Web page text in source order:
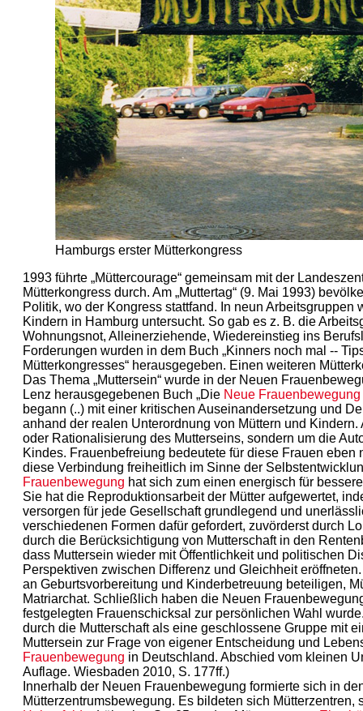
Hamburgs erster Mütterkongress
1993 führte „Müttercourage“ gemeinsam mit der
Mütterkongress durch. Am „Muttertag“ (9. Mai 1993)
Politik, wo der Kongress stattfand. In neun
Kindern in Hamburg untersucht. So gab es z. B. die
Wohnungsnot, Alleinerziehende, Wiedereinstieg ins
Forderungen wurden in dem Buch „Kinners noch mal --
Mütterkongresses“ herausgegeben. Einen weiteren
Das Thema „Muttersein“ wurde in der Neuen
Lenz herausgegebenen Buch „Die Neue Frauenbewegung
begann (..) mit einer kritischen Auseinandersetzung und
anhand der realen Unterordnung von Müttern und
oder Rationalisierung des Mutterseins, sondern um die
Kindes. Frauenbefreiung bedeutete für diese Frauen
diese Verbindung freiheitlich im Sinne der
Frauenbewegung hat sich zum einen energisch für
Sie hat die Reproduktionsarbeit der Mütter aufgewertet,
versorgen für jede Gesellschaft grundlegend und
verschiedenen Formen dafür gefordert, zuvörderst durch
durch die Berücksichtigung von Mutterschaft in den
dass Muttersein wieder mit Öffentlichkeit und politischen
Perspektiven zwischen Differenz und Gleichheit
an Geburtsvorbereitung und Kinderbetreuung beteiligen,
Matriarchat. Schließlich haben die Neuen
festgelegten Frauenschicksal zur persönlichen Wahl
durch die Mutterschaft als eine geschlossene Gruppe mit
Muttersein zur Frage von eigener Entscheidung und
Frauenbewegung in Deutschland. Abschied vom kleinen
Auflage. Wiesbaden 2010, S. 177ff.)
Innerhalb der Neuen Frauenbewegung formierte sich in
Mütterzentrumsbewegung. Es bildeten sich Mütterzentren,